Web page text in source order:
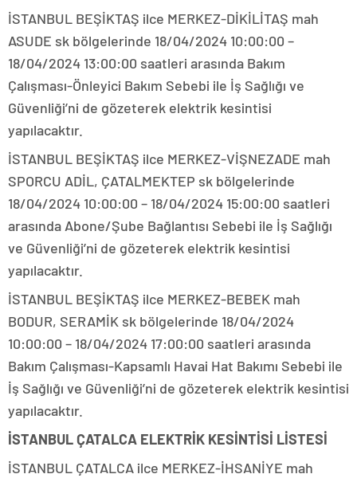
İSTANBUL BEŞİKTAŞ ilce MERKEZ-DİKİLİTAŞ mah
ASUDE sk bölgelerinde 18/04/2024 10:00:00 –
18/04/2024 13:00:00 saatleri arasında Bakım
Çalışması-Önleyici Bakım Sebebi ile İş Sağlığı ve
Güvenliği’ni de gözeterek elektrik kesintisi
yapılacaktır.
İSTANBUL BEŞİKTAŞ ilce MERKEZ-VİŞNEZADE mah
SPORCU ADİL, ÇATALMEKTEP sk bölgelerinde
18/04/2024 10:00:00 – 18/04/2024 15:00:00 saatleri
arasında Abone/Şube Bağlantısı Sebebi ile İş Sağlığı
ve Güvenliği’ni de gözeterek elektrik kesintisi
yapılacaktır.
İSTANBUL BEŞİKTAŞ ilce MERKEZ-BEBEK mah
BODUR, SERAMİK sk bölgelerinde 18/04/2024
10:00:00 – 18/04/2024 17:00:00 saatleri arasında
Bakım Çalışması-Kapsamlı Havai Hat Bakımı Sebebi ile
İş Sağlığı ve Güvenliği’ni de gözeterek elektrik kesintisi
yapılacaktır.
İSTANBUL ÇATALCA ELEKTRİK KESİNTİSİ LİSTESİ
İSTANBUL ÇATALCA ilce MERKEZ-İHSANİYE mah